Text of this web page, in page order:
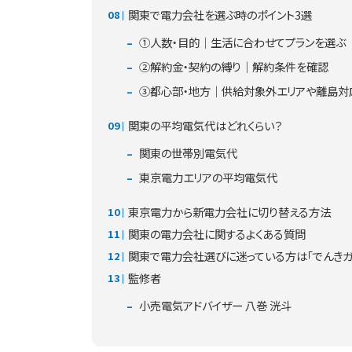
関東で電力会社を選ぶ時のポイント3選
①人数・目的｜生活に合わせてプランを選ぶ
②解約金・契約の縛り｜解約条件を確認
③都心部・地方｜供給対象外エリアや離島
関東の平均電気代はどれくらい？
関東の世帯別電気代
東京電力エリアの平均電気代
東京電力から新電力会社に切り替える方法
関東の電力会社に関するよくある質問
関東で電力会社選びに迷っている方は「でんき
監修者
小売電気アドバイザー 八巻 洸斗